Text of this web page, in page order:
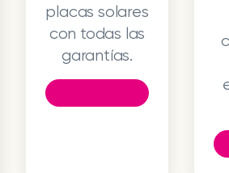
placas solares
con todas las
garantías.